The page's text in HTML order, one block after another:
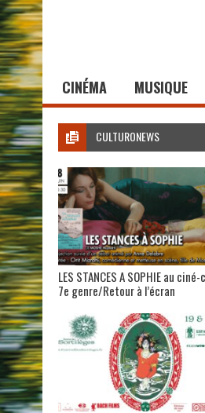
CINÉMA MUSIQUE
CULTURONEWS
LES STANCES A SOPHIE au
7e genre/Retour à l’écran